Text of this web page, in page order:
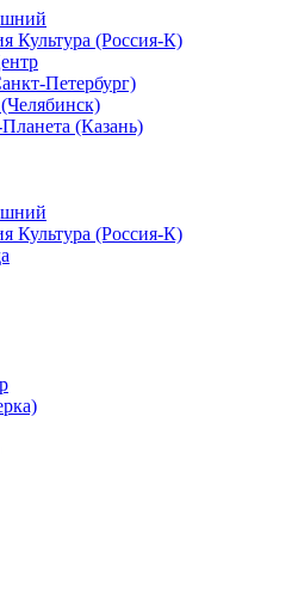
Культура (Россия-К)
Петербург)
(Казань)
Культура (Россия-К)